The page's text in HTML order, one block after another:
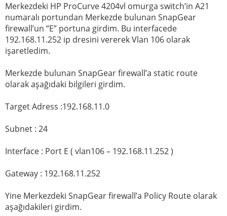
Merkezdeki HP ProCurve 4204vl omurga switch’in A21
numaralı portundan Merkezde bulunan SnapGear
firewall’un “E” portuna girdim. Bu interfacede
192.168.11.252 ip dresini vererek Vlan 106 olarak
işaretledim.
Merkezde bulunan SnapGear firewall’a static route
olarak aşağıdaki bilgileri girdim.
Target Adress :192.168.11.0
Subnet : 24
Interface : Port E ( vlan106 – 192.168.11.252 )
Gateway : 192.168.11.252
Yine Merkezdeki SnapGear firewall’a Policy Route olarak
aşağıdakileri girdim.